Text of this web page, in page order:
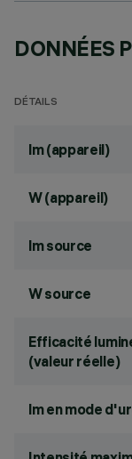
DONNÉES
DÉTAILS
lm (appareil)
W (appareil)
lm source
W source
Efficacité
(valeur réelle)
lm en mode